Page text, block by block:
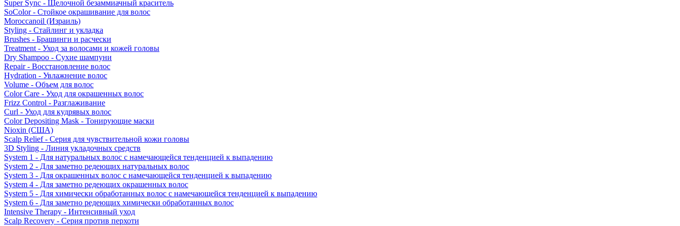
Super Sync - Щелочной безаммиачный краситель
SoColor - Стойкое окрашивание для волос
Moroccanoil (Израиль)
Styling - Стайлинг и укладка
Brushes - Брашинги и расчески
Treatment - Уход за волосами и кожей головы
Dry Shampoo - Сухие шампуни
Repair - Восстановление волос
Hydration - Увлажнение волос
Volume - Объем для волос
Color Care - Уход для окрашенных волос
Frizz Control - Разглаживание
Curl - Уход для кудрявых волос
Color Depositing Mask - Тонирующие маски
Nioxin (США)
Scalp Relief - Серия для чувствительной кожи головы
3D Styling - Линия укладочных средств
System 1 - Для натуральных волос с намечающейся тенденцией к выпадению
System 2 - Для заметно редеющих натуральных волос
System 3 - Для окрашенных волос с намечающейся тенденцией к выпадению
System 4 - Для заметно редеющих окрашенных волос
System 5 - Для химически обработанных волос с намечающейся тенденцией к выпадению
System 6 - Для заметно редеющих химически обработанных волос
Intensive Therapy - Интенсивный уход
Scalp Recovery - Серия против перхоти